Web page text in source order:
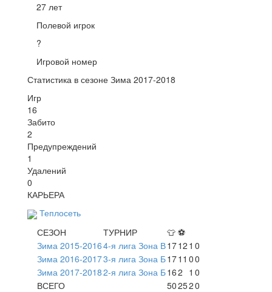
27 лет
Полевой игрок
?
Игровой номер
Статистика в сезоне Зима 2017-2018
Игр
16
Забито
2
Предупреждений
1
Удалений
0
КАРЬЕРА
Теплосеть
СЕЗОН
ТУРНИР 👕 ⚽
Зима 2015-20164-я лига Зона В1712 1 0
Зима 2016-20173-я лига Зона Б1711 00
Зима 2017-20182-я лига Зона Б162 1 0
ВСЕГО
502520